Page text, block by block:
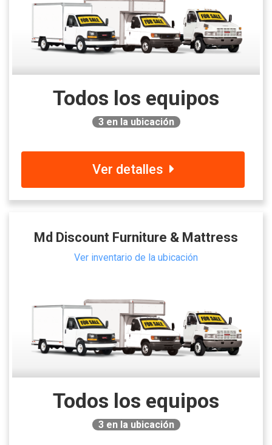
Todos los equipos
3en la ubicación
Ver detalles
Md Discount Furniture & Mattress
Ver inventario de la ubicación
Todos los equipos
3en la ubicación